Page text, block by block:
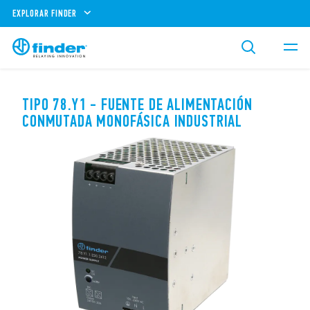
EXPLORAR FINDER
TIPO 78.Y1 - FUENTE DE ALIMENTACIÓN
CONMUTADA MONOFÁSICA INDUSTRIAL